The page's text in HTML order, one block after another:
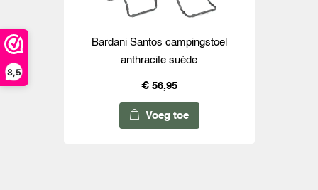
8,5
Bardani Santos campingstoel
anthracite suède
€ 56,95
Voeg toe